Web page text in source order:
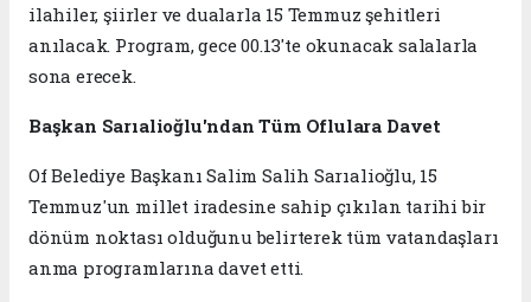
ilahiler, şiirler ve dualarla 15 Temmuz şehitleri
anılacak. Program, gece 00.13'te okunacak salalarla
sona erecek.
Başkan Sarıalioğlu'ndan Tüm Oflulara Davet
Of Belediye Başkanı Salim Salih Sarıalioğlu, 15
Temmuz'un millet iradesine sahip çıkılan tarihi bir
dönüm noktası olduğunu belirterek tüm vatandaşları
anma programlarına davet etti.